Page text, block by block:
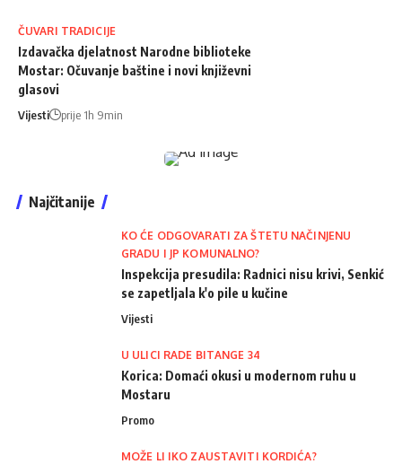
ČUVARI TRADICIJE
Izdavačka djelatnost Narodne biblioteke
Mostar: Očuvanje baštine i novi književni
glasovi
Vijesti prije 1h 9min
Najčitanije
KO ĆE ODGOVARATI ZA ŠTETU NAČINJENU
GRADU I JP KOMUNALNO?
Inspekcija presudila: Radnici nisu krivi, Senkić
se zapetljala k'o pile u kučine
Vijesti
U ULICI RADE BITANGE 34
Korica: Domaći okusi u modernom ruhu u
Mostaru
Promo
MOŽE LI IKO ZAUSTAVITI KORDIĆA?